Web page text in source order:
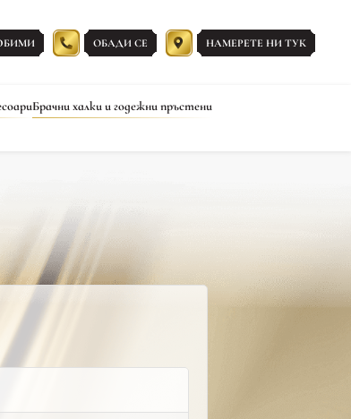
ОБАДИ СЕ НАМЕРЕТЕ НИ ТУК
Брачни халки и годежни пръстени